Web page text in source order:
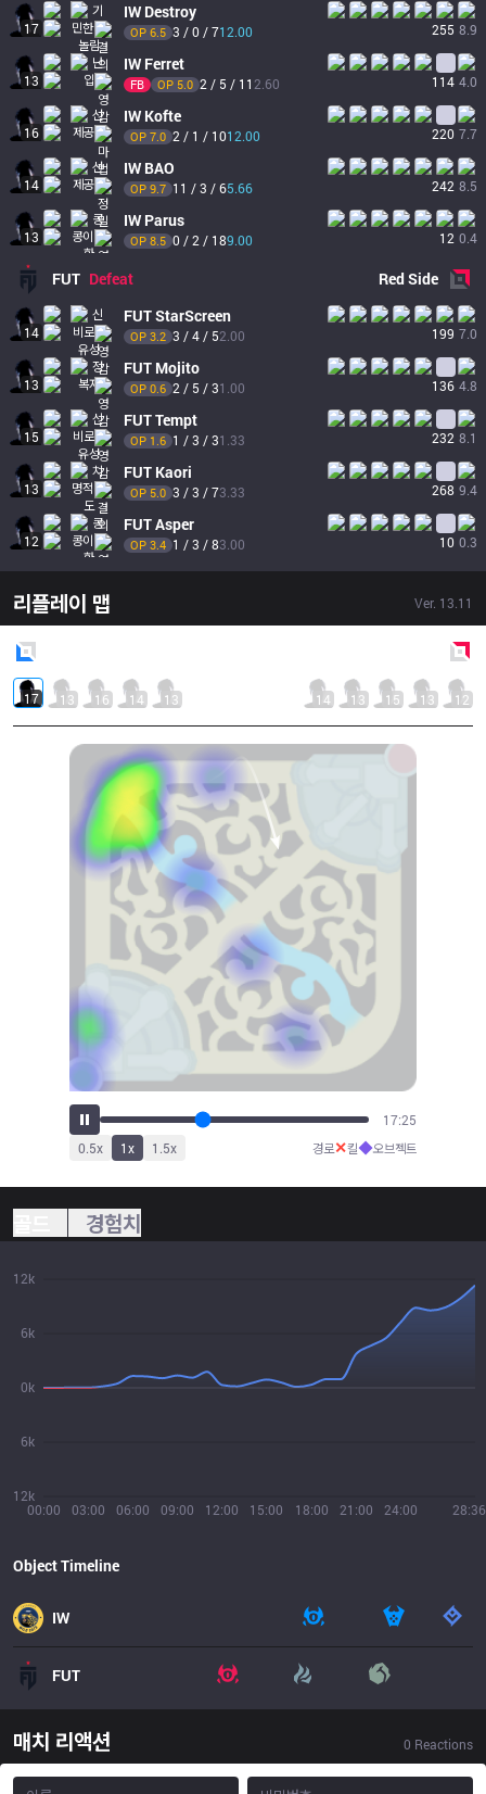
17
IW Destroy
OP 6.5 3 / 0 / 712.00 255 8.9
13
IW Ferret
FB OP 5.0 2 / 5 / 11 2.60 114 4.0
16
IW Kofte
OP 7.0 2 / 1 / 1012.00 220 7.7
14
IW BAO
OP 9.7 11 / 3 / 65.66 242 8.5
13
IW Parus
OP 8.5 0 / 2 / 189.00 12 0.4
FUT Defeat RedSide
14
FUTStarScreen
OP 3.2 3 / 4 / 52.00 199 7.0
13
FUT Mojito
OP 0.6 2 / 5 / 31.00 136 4.8
15
FUTTempt
OP 1.6 1 / 3 / 31.33 232 8.1
13
FUT Kaori
OP 5.0 3 / 3 / 73.33 268 9.4
12
FUTAsper
OP 3.4 1 / 3 / 83.00 10 0.3
리플레이 맵 Ver. 13.11
17 13 16 14 13 14 13 15 13 12
19:33
0.5x 1x 1.5x 경로✕킬◆오브젝트
경험치
00:00 03:00 06:00 09:00 12:00 15:00 18:00 21:00 24:00 28:36
12k
6k
0k
6k
12k
Object Timeline
IW
FUT
매치 리액션 0 Reactions